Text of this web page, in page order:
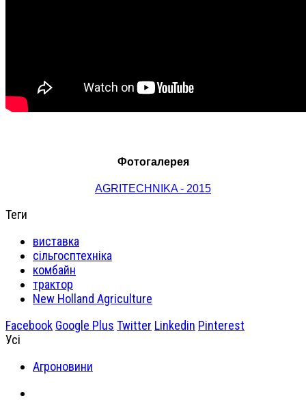
Фотогалерея
AGRITECHNIKA - 2015
Теги
виставка
сільгосптехніка
комбайн
трактор
New Holland Agriculture
Facebook Google Plus Twitter Linkedin Pinterest
Усі
Агроновини